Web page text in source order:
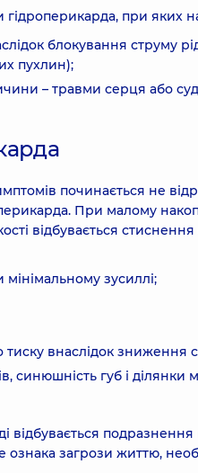
при яких
блокування струму
пухлин);
– травми серця або
починається не
При малому
відбувається
зусиллі;
внаслідок зниження
синюшність губ і
відбувається
ознака загрози життю,